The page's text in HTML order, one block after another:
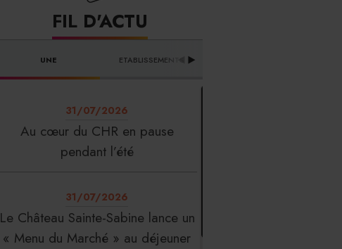
FIL D'ACTU
UNE ETABLISSEMENTS
31/07/2026
Au cœur du CHR en pause
pendant l’été
31/07/2026
Le Château Sainte-Sabine lance un
« Menu du Marché » au déjeuner